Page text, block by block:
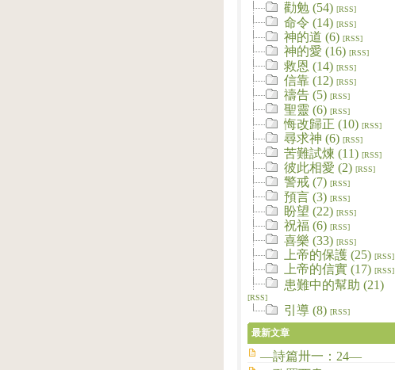
勸勉 (54) [RSS]
命令 (14) [RSS]
神的道 (6) [RSS]
神的愛 (16) [RSS]
救恩 (14) [RSS]
信靠 (12) [RSS]
禱告 (5) [RSS]
聖靈 (6) [RSS]
悔改歸正 (10) [RSS]
尋求神 (6) [RSS]
苦難試煉 (11) [RSS]
彼此相愛 (2) [RSS]
警戒 (7) [RSS]
預言 (3) [RSS]
盼望 (22) [RSS]
祝福 (6) [RSS]
喜樂 (33) [RSS]
上帝的保護 (25) [RSS]
上帝的信實 (17) [RSS]
患難中的幫助 (21)
[RSS]
引導 (8) [RSS]
最新文章
—詩篇卅一：24—